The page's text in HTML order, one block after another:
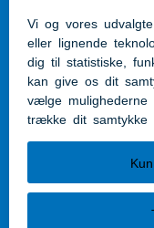
Genveje
Kontakt
Presserum
Følg os
Følg os på